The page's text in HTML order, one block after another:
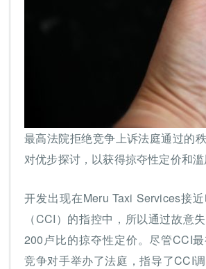
最高法院拒绝竞争上诉法庭通过的
对优步探讨，以获得掠夺性定价和滥
开发出现在Meru Taxi Services接
（CCI）的指控中，所以通过故意
200卢比的掠夺性定价。尽管CCI
竞争对手举办了法庭，指导了CCI